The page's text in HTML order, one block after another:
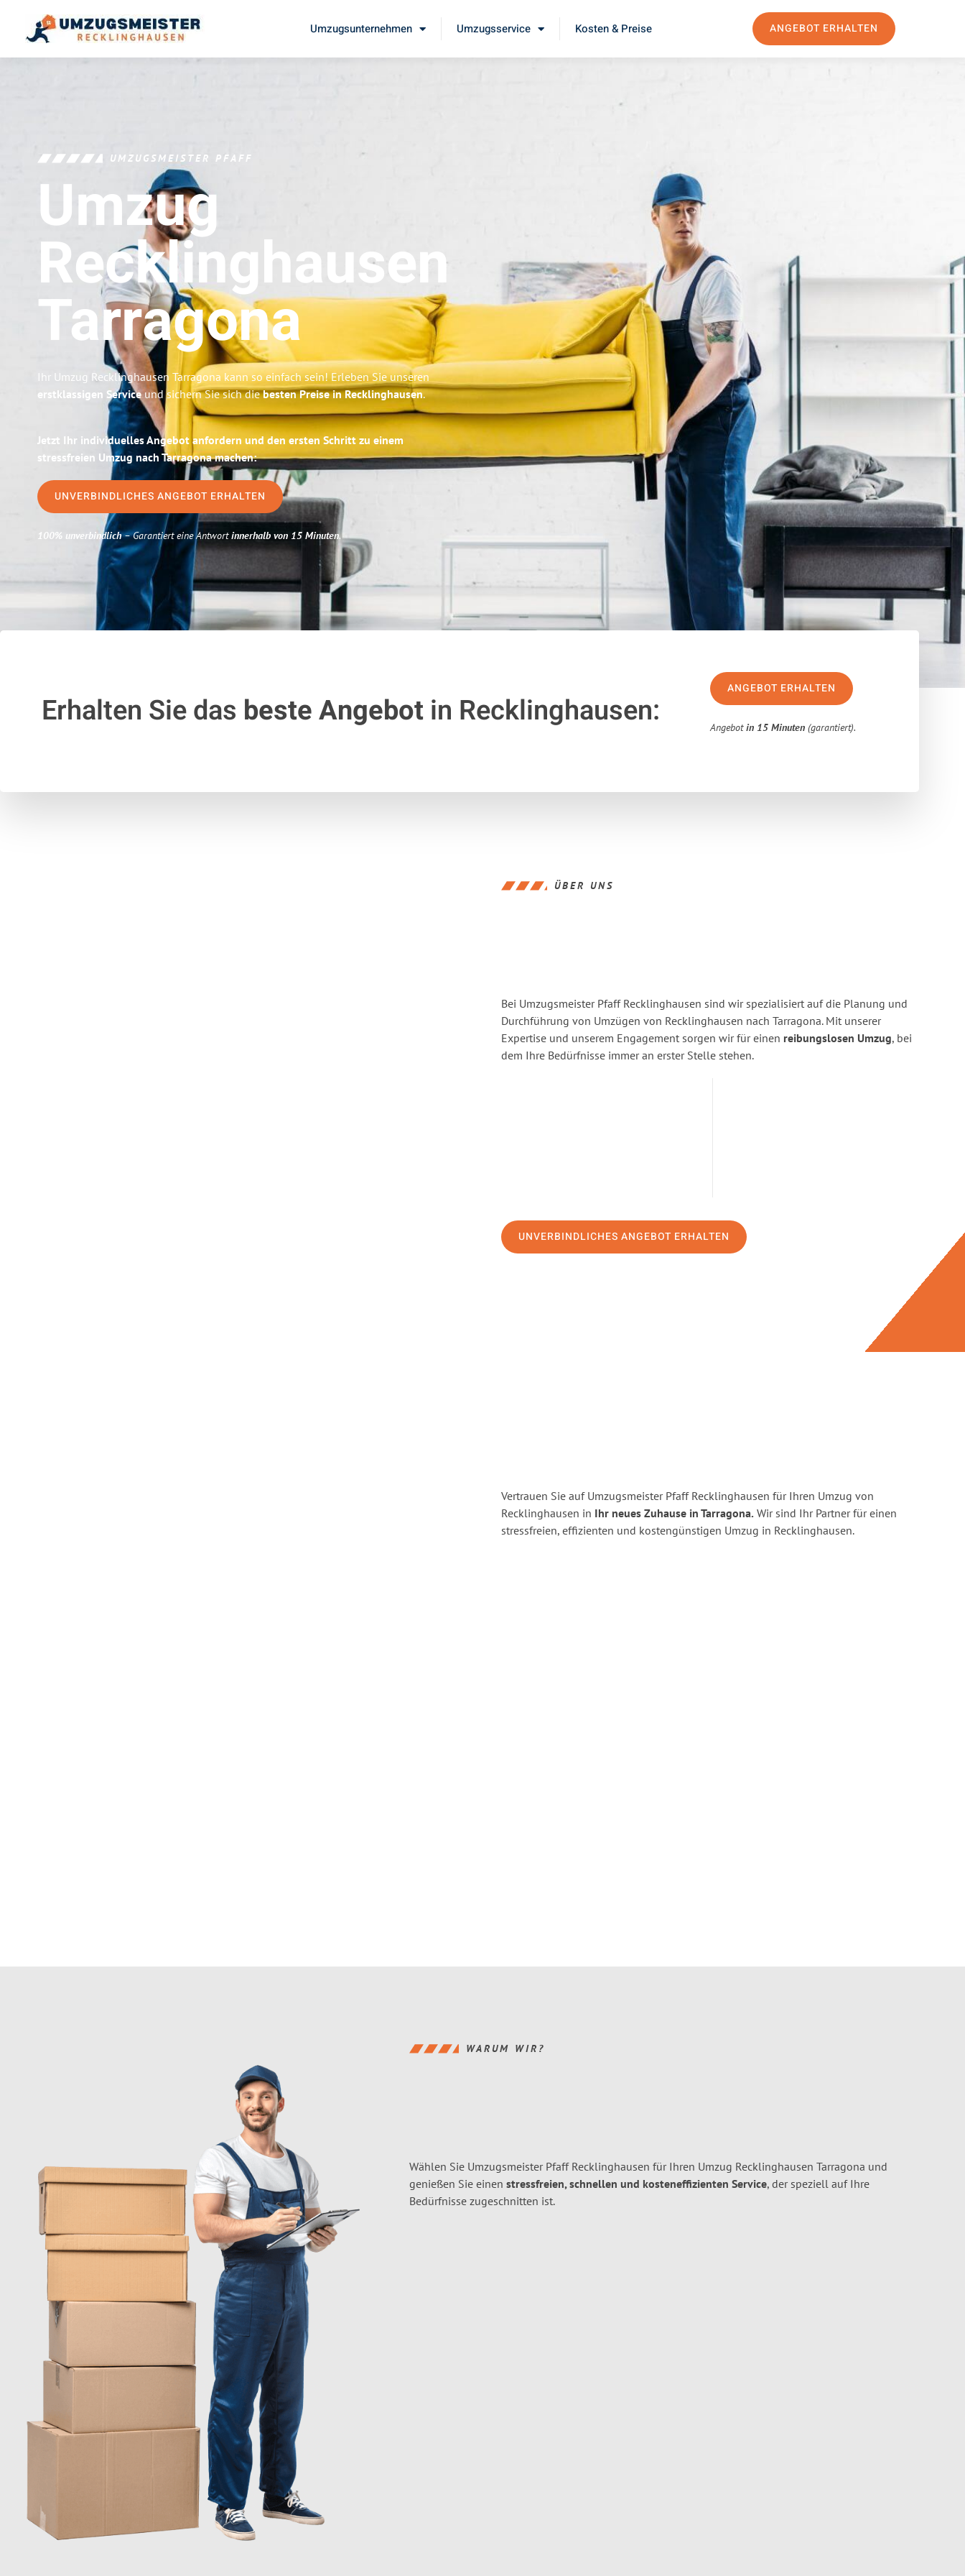
Umzugsunternehmen Umzugsservice Kosten & Preise ANGEBOT ERHALTEN
UMZUGSMEISTER PFAFF
Umzug
Recklinghausen
Tarragona
Ihr Umzug Recklinghausen Tarragona kann so einfach sein! Erleben Sie unseren
erstklassigen Serviceund sichern Sie sich diebesten Preise in Recklinghausen.
Jetzt Ihr individuelles Angebot anfordern und den ersten Schritt zu einem
stressfreien Umzug nach Tarragona machen:
UNVERBINDLICHES ANGEBOT ERHALTEN
100% unverbindlich– Garantiert eine Antwortinnerhalb von 15 Minuten.
Erhalten Sie das beste Angebotin Recklinghausen:
ANGEBOT ERHALTEN
Angebotin 15 Minuten (garantiert).
ÜBER UNS
Bei Umzugsmeister Pfaff Recklinghausen sind wir spezialisiert auf die Planung und
Durchführung von Umzügen von Recklinghausen nach Tarragona. Mit unserer
Expertise und unserem Engagement sorgen wir für einen reibungslosen Umzug, bei
dem Ihre Bedürfnisse immer an erster Stelle stehen.
UNVERBINDLICHES ANGEBOT ERHALTEN
Vertrauen Sie auf Umzugsmeister Pfaff Recklinghausen für Ihren Umzug von
Recklinghausen in Ihr neues Zuhause in Tarragona. Wir sind Ihr Partner für einen
stressfreien, effizienten und kostengünstigen Umzug in Recklinghausen.
WARUM WIR?
Wählen Sie Umzugsmeister Pfaff Recklinghausen für Ihren Umzug Recklinghausen Tarragona und
genießen Sie einen stressfreien, schnellen und kosteneffizienten Service, der speziell auf Ihre
Bedürfnisse zugeschnitten ist.